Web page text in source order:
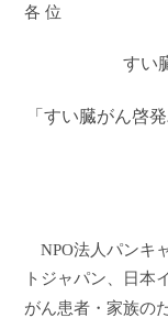
各 位
すい
「すい臓がん啓
NPO法人パンキ
トジャパン、日本
がん患者・家族の